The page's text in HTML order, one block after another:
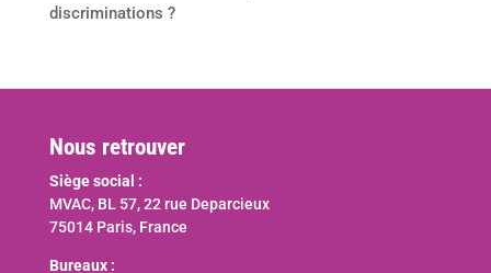
discriminations ?
Nous retrouver
Siège social :
MVAC, BL 57, 22 rue Deparcieux
75014 Paris, France
Bureaux :